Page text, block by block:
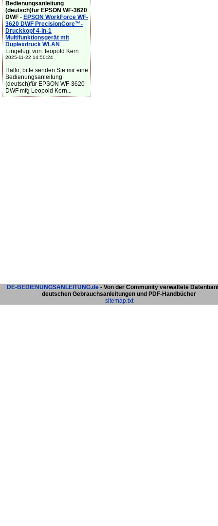
Bedienungsanleitung
(deutsch)für EPSON WF-3620
DWF - EPSON WorkForce WF-
3620 DWF PrecisionCore™-
Druckkopf 4-in-1
Multifunktionsgerät mit
Duplexdruck WLAN
Eingefügt von: leopold Kern
2025-11-22 14:50:24
Hallo, bitte senden Sie mir eine
Bedienungsanleitung
(deutsch)für EPSON WF-3620
DWF mfg Leopold Kern...
DE-BEDIENUNGSANLEITUNG.de - Von der Community verwaltete
deutschen Gebrauchsanleitungen und PDF-Handbücher
sitemap.txt